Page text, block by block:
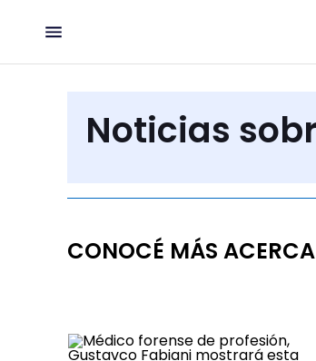
Noticias
CONOCÉ MÁS